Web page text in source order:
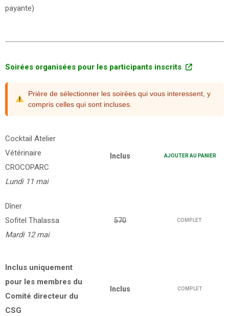
payante)
Soirées organisées pour les participants inscrits
Prière de sélectionner les soirées qui vous interessent, y
compris celles qui sont incluses.
Cocktail Atelier
Vétérinaire
CROCOPARC
Lundi 11 mai
Inclus AJOUTER AU PANIER
Dîner
Sofitel Thalassa
Mardi 12 mai
570 COMPLET
Inclus uniquement
pour les membres du
Comité directeur du
CSG
Inclus COMPLET